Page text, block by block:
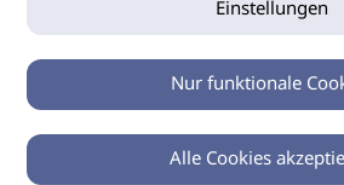
0
Einstellungen
Nur funktionale
Alle Cookies